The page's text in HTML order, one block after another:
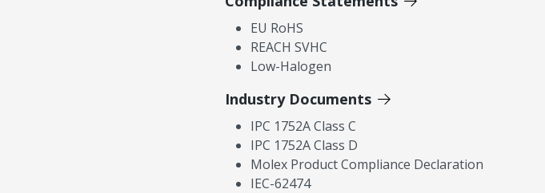
EU RoHS
REACH SVHC
Low-Halogen
Industry Documents
IPC 1752A Class C
IPC 1752A Class D
Molex Product Compliance Declaration
IEC-62474